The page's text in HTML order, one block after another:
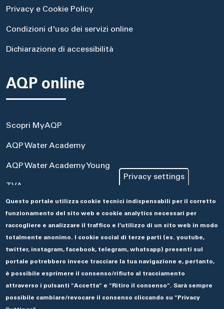
Privacy e Cookie Policy
Condizioni d'uso dei servizi online
Dichiarazione di accessibilità
AQP online
Scopri MyAQP
AQP Water Academy
AQP Water Academy Young
TVA
Portale Acquisti
Aseco
Privacy settings
Questo portale utilizza cookie tecnici indispensabili per il corretto
funzionamento del sito web e cookie analytics necessari per
raccogliere e analizzare il traffico e l’utilizzo di un sito web in modo
totalmente anonimo. I cookie social di terze parti (es. youtube,
twitter, instagram, facebook, telegram, whatsapp) presenti sul
portale potrebbero invece tracciare la tua navigazione e, pertanto,
è possibile esprimere il consenso/rifiuto al tracciamento
attraverso i pulsanti "Accetta" e "Ritiro il consenso". Sarà sempre
possibile cambiare/revocare il consenso cliccando su "Privacy